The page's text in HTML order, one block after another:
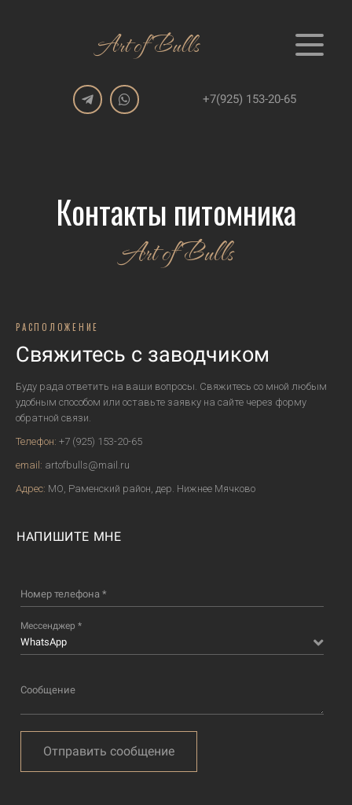
Art of Bulls
+7(925) 153-20-65
Контакты питомника
Art of Bulls
РАСПОЛОЖЕНИЕ
Свяжитесь с заводчиком
Буду рада ответить на ваши вопросы. Свяжитесь со мной любым
удобным способом или оставьте заявку на сайте через форму
обратной связи.
Телефон: +7 (925) 153-20-65
email: artofbulls@mail.ru
Адрес: МО, Раменский район, дер. Нижнее Мячково
НАПИШИТЕ МНЕ
Номер телефона *
Мессенджер *
WhatsApp
Сообщение
Отправить сообщение